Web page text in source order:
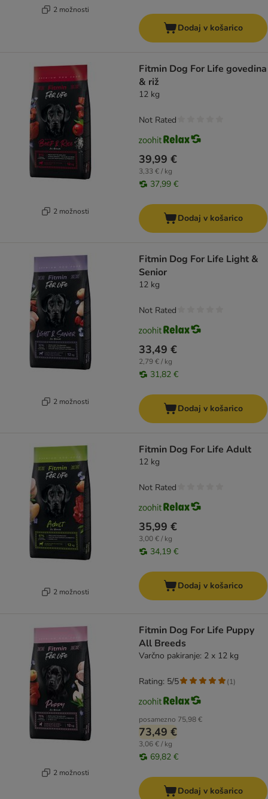
2 možnosti
Dodaj v košarico
2 možnosti
Fitmin Dog For Life govedina
& riž
12 kg
39,99 €
3,33 € / kg
37,99 €
Not Rated
Dodaj v košarico
2 možnosti
Fitmin Dog For Life Light &
Senior
12 kg
33,49 €
2,79 € / kg
31,82 €
Not Rated
Dodaj v košarico
2 možnosti
Fitmin Dog For Life Adult
12 kg
35,99 €
3,00 € / kg
34,19 €
Not Rated
Dodaj v košarico
2 možnosti
Fitmin Dog For Life Puppy
All Breeds
Varčno pakiranje: 2 x 12 kg
posamezno 75,98 €
73,49 €
3,06 € / kg
69,82 €
Rating: 5/5 (1)
Dodaj v košarico